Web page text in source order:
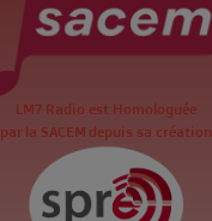
LM7 Radio est Homologuée
par la SACEM depuis sa création